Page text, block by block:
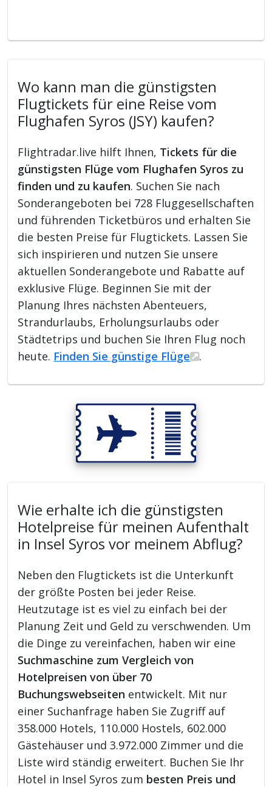
Wo kann man die günstigsten
Flugtickets für eine Reise vom
Flughafen Syros (JSY) kaufen?
Flightradar.live hilft Ihnen, Tickets für die
günstigsten Flüge vom Flughafen Syros zu
finden und zu kaufen. Suchen Sie nach
Sonderangeboten bei 728 Fluggesellschaften
und führenden Ticketbüros und erhalten Sie
die besten Preise für Flugtickets. Lassen Sie
sich inspirieren und nutzen Sie unsere
aktuellen Sonderangebote und Rabatte auf
exklusive Flüge. Beginnen Sie mit der
Planung Ihres nächsten Abenteuers,
Strandurlaubs, Erholungsurlaubs oder
Städtetrips und buchen Sie Ihren Flug noch
heute. Finden Sie günstige Flüge .
Wie erhalte ich die günstigsten
Hotelpreise für meinen Aufenthalt
in Insel Syros vor meinem Abflug?
Neben den Flugtickets ist die Unterkunft
der größte Posten bei jeder Reise.
Heutzutage ist es viel zu einfach bei der
Planung Zeit und Geld zu verschwenden. Um
die Dinge zu vereinfachen, haben wir eine
Suchmaschine zum Vergleich von
Hotelpreisen von über 70
Buchungswebseiten entwickelt. Mit nur
einer Suchanfrage haben Sie Zugriff auf
358.000 Hotels, 110.000 Hostels, 602.000
Gästehäuser und 3.972.000 Zimmer und die
Liste wird ständig erweitert. Buchen Sie Ihr
Hotel in Insel Syros zum besten Preis und